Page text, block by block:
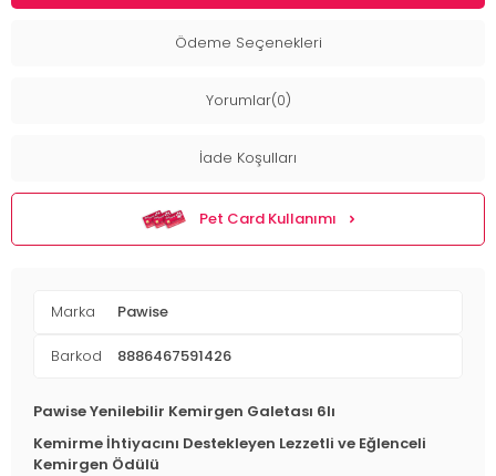
Ödeme Seçenekleri
Yorumlar(0)
İade Koşulları
Pet Card Kullanımı
Marka Pawise
Barkod 8886467591426
Pawise Yenilebilir Kemirgen Galetası 6lı
Kemirme İhtiyacını Destekleyen Lezzetli ve Eğlenceli
Kemirgen Ödülü